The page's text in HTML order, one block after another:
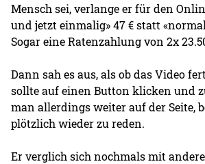
Mensch sei, verlange er für den
und jetzt einmalig» 47 € statt
Sogar eine Ratenzahlung von 2x
Dann sah es aus, als ob das Video
sollte auf einen Button klicken und
man allerdings weiter auf der Seite,
plötzlich wieder zu reden.
Er verglich sich nochmals mit